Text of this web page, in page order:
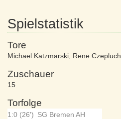
Spielstatistik
Tore
Michael Katzmarski Rene Czepluch
Zuschauer
15
Torfolge
1:0 (26') SG Bremen AH